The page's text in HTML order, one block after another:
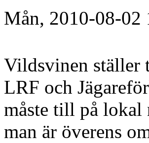
Mån, 2010-08-02
Vildsvinen ställer
LRF och
måste till på lokal
man är överens